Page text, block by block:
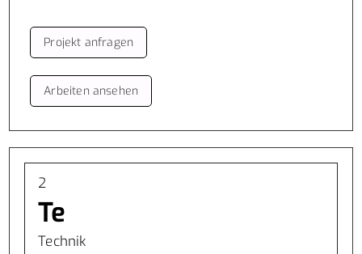
Projekt anfragen
Arbeiten ansehen
2
Te
Technik